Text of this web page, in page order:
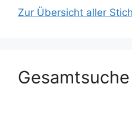
Zur Übersicht aller
Gesamtsuche